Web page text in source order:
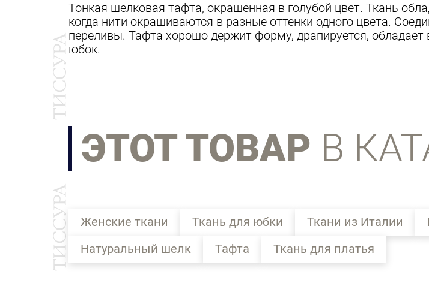
Тонкая шелковая тафта, окрашенная в голубой цвет. Ткань
когда нити окрашиваются в разные оттенки одного цвета.
переливы. Тафта хорошо держит форму, драпируется,
юбок.
ЭТОТ ТОВАР В
Женские ткани Ткань для юбки Ткани из Италии
Натуральный шелк
Тафта Ткань для платья